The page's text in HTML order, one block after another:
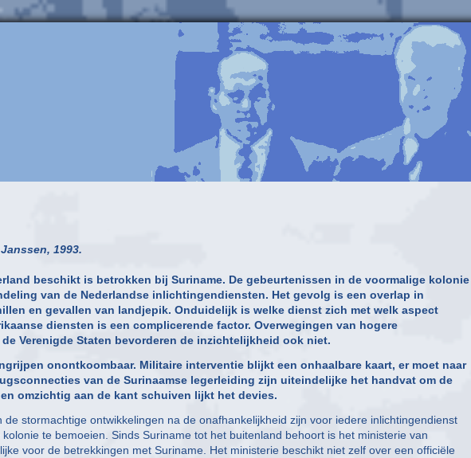
1993.
beschikt is betrokken bij Suriname. De gebeurtenissen in de voormalige kolonie
van de Nederlandse inlichtingendiensten. Het gevolg is een overlap in
en gevallen van landjepik. Onduidelijk is welke dienst zich met welk aspect
diensten is een complicerende factor. Overwegingen van hogere
Verenigde Staten bevorderen de inzichtelijkheid ook niet.
onontkoombaar. Militaire interventie blijkt een onhaalbare kaart, er moet naar
van de Surinaamse legerleiding zijn uiteindelijke het handvat om de
omzichtig aan de kant schuiven lijkt het devies.
stormachtige ontwikkelingen na de onafhankelijkheid zijn voor iedere inlichtingendienst
te bemoeien. Sinds Suriname tot het buitenland behoort is het ministerie van
voor de betrekkingen met Suriname. Het ministerie beschikt niet zelf over een officiële